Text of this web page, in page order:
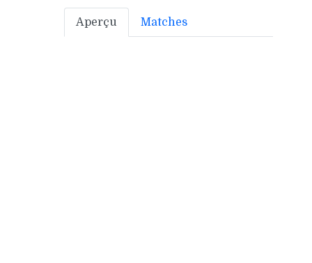
Aperçu Matches